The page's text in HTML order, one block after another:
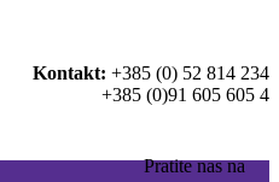
Kontakt: +385 (0) 52 814 234
+385 (0)91 605 605 4
Pratite nas na